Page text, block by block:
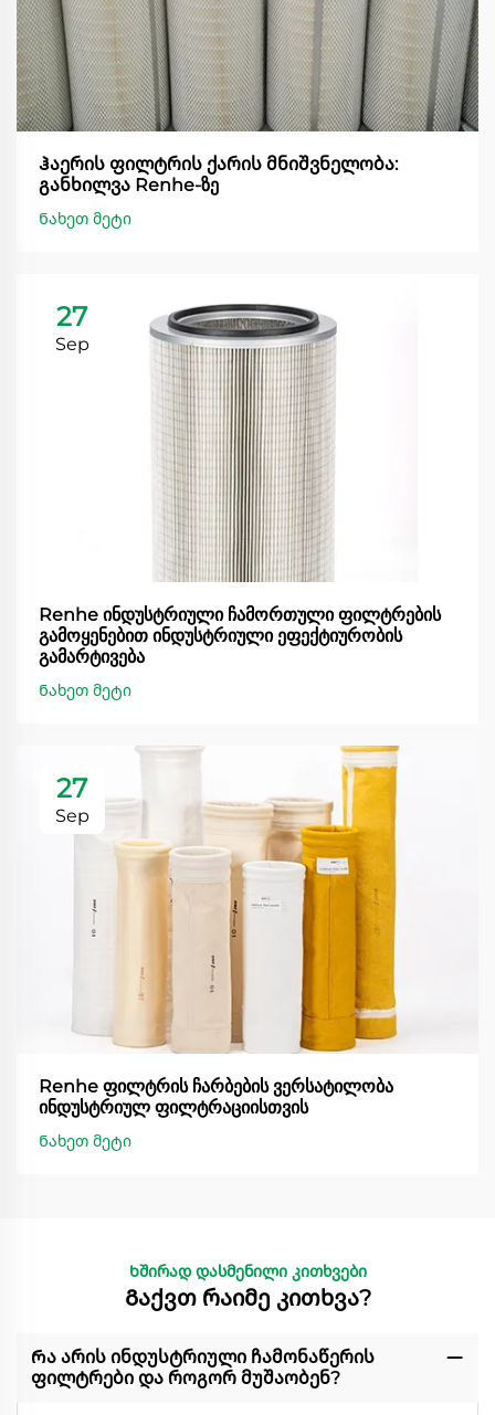
Ჰაერის ფილტრის ქარის მნიშვნელობა:
განხილვა Renhe-ზე
Ნახეთ მეტი
27
Sep
Renhe ინდუსტრიული ჩამორთული ფილტრების
გამოყენებით ინდუსტრიული ეფექტიურობის
გამარტივება
Ნახეთ მეტი
27
Sep
Renhe ფილტრის ჩარბების ვერსატილობა
ინდუსტრიულ ფილტრაციისთვის
Ნახეთ მეტი
Ხშირად დასმენილი კითხვები
Გაქვთ რაიმე კითხვა?
Რა არის ინდუსტრიული ჩამონაწერის
ფილტრები და როგორ მუშაობენ?